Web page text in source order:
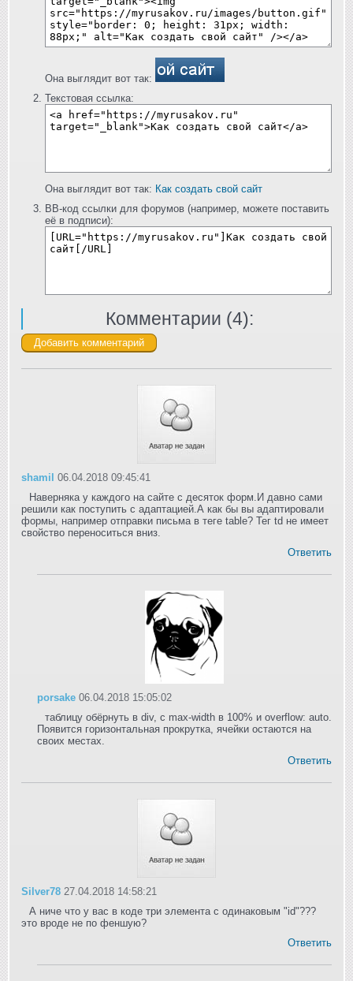
Она выглядит вот так:
Текстовая ссылка:
Она выглядит вот так: Как создать свой сайт
BB-код ссылки для форумов (например, можете поставить
её в подписи):
Комментарии (4):
shamil 06.04.2018 09:45:41
Наверняка у каждого на сайте с десяток форм.И давно сами
решили как поступить с адаптацией.А как бы вы адаптировали
формы, например отправки письма в теге table? Тег td не имеет
свойство переноситься вниз.
Ответить
porsake 06.04.2018 15:05:02
таблицу обёрнуть в div, с max-width в 100% и overflow: auto.
Появится горизонтальная прокрутка, ячейки остаются на
своих местах.
Ответить
Silver78 27.04.2018 14:58:21
А ниче что у вас в коде три элемента с одинаковым "id"???
это вроде не по феншую?
Ответить